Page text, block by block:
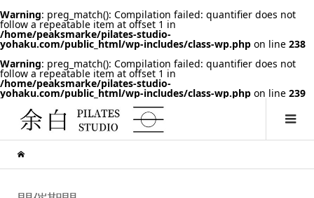
Warning: preg_match(): Compilation failed: quantifier does not
follow a repeatable item at offset 1 in
/home/peaksmarke/pilates-studio-
yohaku.com/public_html/wp-includes/class-wp.php on line 238
Warning: preg_match(): Compilation failed: quantifier does not
follow a repeatable item at offset 1 in
/home/peaksmarke/pilates-studio-
yohaku.com/public_html/wp-includes/class-wp.php on line 239